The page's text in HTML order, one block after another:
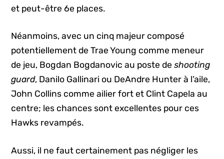
et peut-être 6e places.
Néanmoins, avec un cinq majeur composé
potentiellement de Trae Young comme meneur
de jeu, Bogdan Bogdanovic au poste deshooting
guard, Danilo Gallinari ou DeAndre Hunter à l’aile,
John Collins comme ailier fort et Clint Capela au
centre; les chances sont excellentes pour ces
Hawks revampés.
Aussi, il ne faut certainement pas négliger les